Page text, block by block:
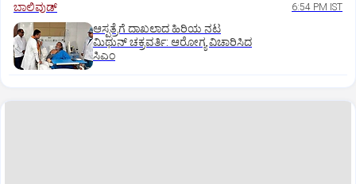
ಬಾಲಿವುಡ್‌ 6:54 PM IST
ಆಸ್ಪತ್ರೆಗೆ ದಾಖಲಾದ ಹಿರಿಯ ನಟ
ಮಿಥುನ್ ಚಕ್ರವರ್ತಿ: ಆರೋಗ್ಯ ವಿಚಾರಿಸಿದ
ಸಿಎಂ